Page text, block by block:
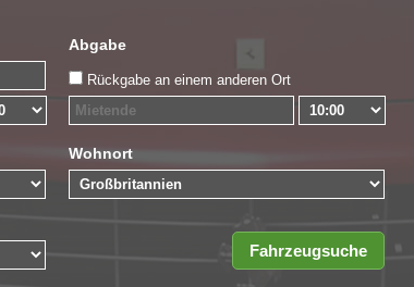
Abgabe
Rückgabe an einem anderen Ort
Wohnort